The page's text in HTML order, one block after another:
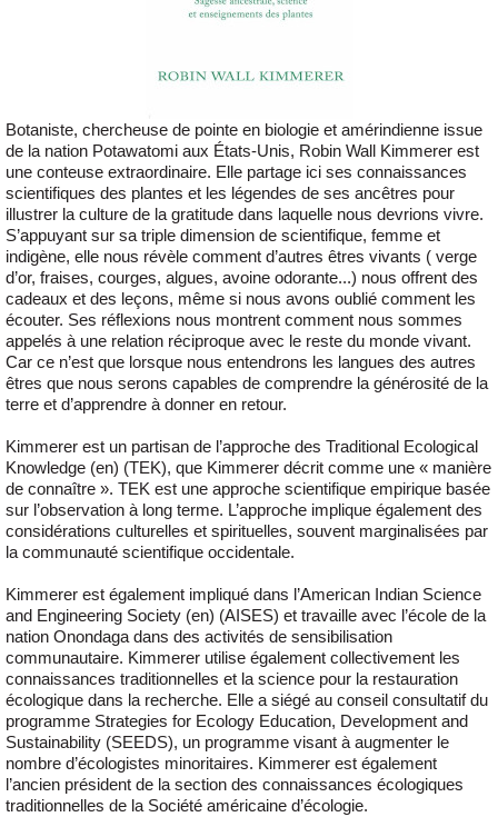
Botaniste, chercheuse de pointe en biologie et amérindienne issue
de la nation Potawatomi aux États-Unis, Robin Wall Kimmerer est
une conteuse extraordinaire. Elle partage ici ses connaissances
scientifiques des plantes et les légendes de ses ancêtres pour
illustrer la culture de la gratitude dans laquelle nous devrions vivre.
S’appuyant sur sa triple dimension de scientifique, femme et
indigène, elle nous révèle comment d’autres êtres vivants ( verge
d’or, fraises, courges, algues, avoine odorante...) nous offrent des
cadeaux et des leçons, même si nous avons oublié comment les
écouter. Ses réflexions nous montrent comment nous sommes
appelés à une relation réciproque avec le reste du monde vivant.
Car ce n’est que lorsque nous entendrons les langues des autres
êtres que nous serons capables de comprendre la générosité de la
terre et d’apprendre à donner en retour.
Kimmerer est un partisan de l’approche des Traditional Ecological
Knowledge (en) (TEK), que Kimmerer décrit comme une « manière
de connaître ». TEK est une approche scientifique empirique basée
sur l’observation à long terme. L’approche implique également des
considérations culturelles et spirituelles, souvent marginalisées par
la communauté scientifique occidentale.
Kimmerer est également impliqué dans l’American Indian Science
and Engineering Society (en) (AISES) et travaille avec l’école de la
nation Onondaga dans des activités de sensibilisation
communautaire. Kimmerer utilise également collectivement les
connaissances traditionnelles et la science pour la restauration
écologique dans la recherche. Elle a siégé au conseil consultatif du
programme Strategies for Ecology Education, Development and
Sustainability (SEEDS), un programme visant à augmenter le
nombre d’écologistes minoritaires. Kimmerer est également
l’ancien président de la section des connaissances écologiques
traditionnelles de la Société américaine d’écologie.